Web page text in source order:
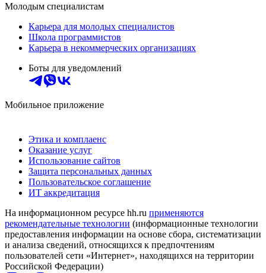
Молодым специалистам
Карьера для молодых специалистов
Школа программистов
Карьера в некоммерческих организациях
Боты для уведомлений
Мобильное приложение
Этика и комплаенс
Оказание услуг
Использование сайтов
Защита персональных данных
Пользовательское соглашение
ИТ аккредитация
На информационном ресурсе hh.ru применяются
рекомендательные технологии (информационные технологии
предоставления информации на основе сбора, систематизации
и анализа сведений, относящихся к предпочтениям
пользователей сети «Интернет», находящихся на территории
Российской Федерации)